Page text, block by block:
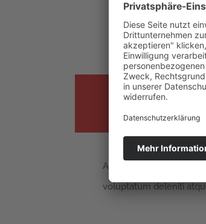
At vero eos et
voluptatum deleniti